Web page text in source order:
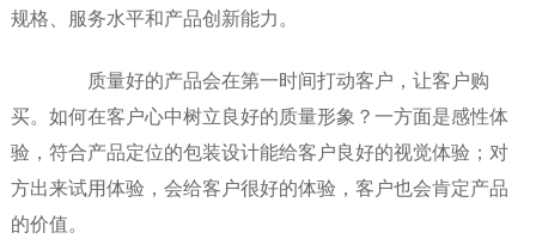
规格、服务水平和产品创新能力。
质量好的产品会在第一时间打动客户，让客户购
买。如何在客户心中树立良好的质量形象？一方面是感性体
验，符合产品定位的包装设计能给客户良好的视觉体验；对
方出来试用体验，会给客户很好的体验，客户也会肯定产品
的价值。